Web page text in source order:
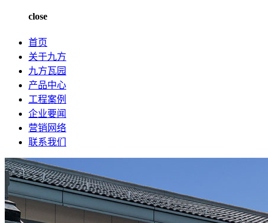
close
首页
关于九方
九方瓦园
产品中心
工程案例
企业要闻
营销网络
联系我们